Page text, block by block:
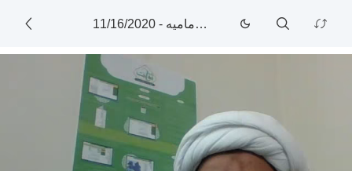
کلاس آنلاین اعتبارسنجی احادیث امامیه -
11/16/2020